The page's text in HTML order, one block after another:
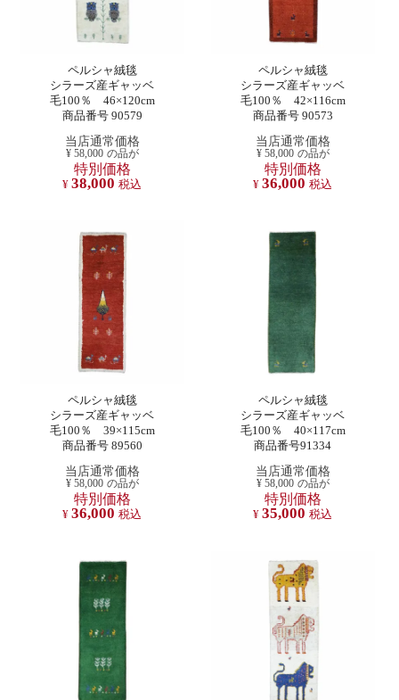
ペルシャ絨毯
シラーズ産ギャッベ
毛100％ 46×120cm
商品番号 90579
当店通常価格
¥ 58,000 の品が
特別価格
¥ 38,000 税込
ペルシャ絨毯
シラーズ産ギャッベ
毛100％ 42×116cm
商品番号 90573
当店通常価格
¥ 58,000 の品が
特別価格
¥ 36,000 税込
ペルシャ絨毯
シラーズ産ギャッベ
毛100％ 39×115cm
商品番号 89560
当店通常価格
¥ 58,000 の品が
特別価格
¥ 36,000 税込
ペルシャ絨毯
シラーズ産ギャッベ
毛100％ 40×117cm
商品番号91334
当店通常価格
¥ 58,000 の品が
特別価格
¥ 35,000 税込